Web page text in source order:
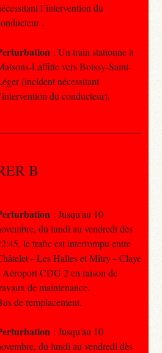
l’intervention du
.
: Un train stationne à
Laffitte vers Boissy-Saint-
(incident nécessitant
du conducteur).
B
: Jusqu'au 10
du lundi au vendredi dès
le trafic est interrompu entre
– Les Halles et Mitry – Claye
Aéroport CDG 2 en raison de
de maintenance.
de remplacement.
: Jusqu'au 10
du lundi au vendredi dès